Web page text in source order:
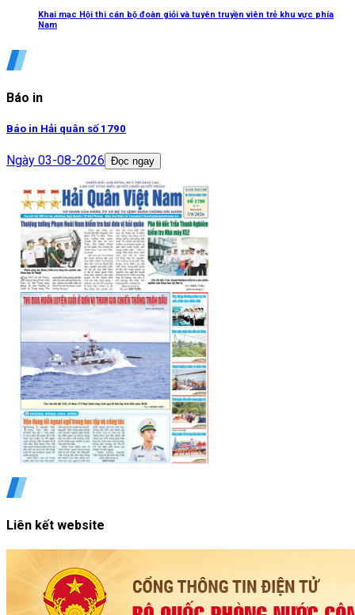
Khai mạc Hội thi cán bộ đoàn giỏi và tuyên truyền viên trẻ khu vực phía
Nam
Báo in
Báo in Hải quân số 1790
Ngày 03-08-2026 Đọc ngay
Liên kết website